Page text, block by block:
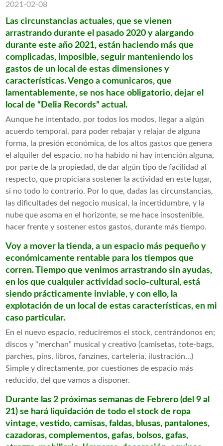
2021-02-08
Las circunstancias actuales, que se vienen
arrastrando durante el pasado 2020 y alargando
durante este año 2021, están haciendo más que
complicadas, imposible, seguir manteniendo los
gastos de un local de estas dimensiones y
características. Vengo a comunicaros, que
lamentablemente, se nos hace obligatorio, dejar el
local de “Delia Records” actual.
Aunque he intentado, por todos los modos, llegar a algún
acuerdo temporal, para poder rebajar y relajar de alguna
forma, la presión económica, de los altos gastos que genera
el alquiler del espacio, no ha habido ni hay intención alguna,
por parte de la propiedad, de dar algún tipo de facilidad al
respecto, que propiciara sostener la actividad en este lugar,
si no todo lo contrario. Por lo que, dadas las circunstancias,
las dificultades del negocio musical, la incertidumbre, y la
nube que asoma en el horizonte, se me hace insostenible,
hacer frente y sostener estos gastos, durante más tiempo.
Voy a mover la tienda, a un espacio más pequeño y
económicamente rentable para los tiempos que
corren. Tiempo que venimos arrastrando sin ayudas,
en los que cualquier actividad socio-cultural, está
siendo prácticamente inviable, y con ello, la
explotación de un local de estas características, en mi
caso particular.
En el nuevo espacio, reduciremos el stock, centrándonos en;
discos y “merchan” musical y creativo (camisetas, tote-bags,
parches, pins, libros, fanzines, cartelería, ilustración…)
Simple y directamente, por cuestiones de espacio más
reducido, del que vamos a disponer.
Durante las 2 próximas semanas de Febrero (del 9 al
21) se hará liquidación de todo el stock de ropa
vintage, vestido, camisas, faldas, blusas, pantalones,
cazadoras, complementos, gafas, bolsos, gafas,